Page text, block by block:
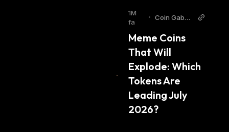
L
Z
S
T
A
:
1M
fa
•
Coin Gabba
Meme Coins
That Will
Explode: Which
Tokens Are
Leading July
2026?